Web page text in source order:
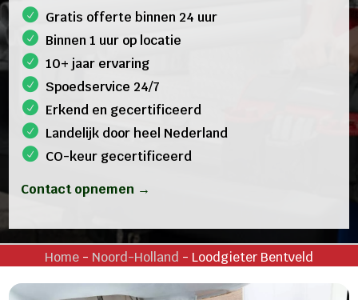
Gratis offerte binnen 24 uur
Binnen 1 uur op locatie
10+ jaar ervaring
Spoedservice 24/7
Erkend en gecertificeerd
Landelijk door heel Nederland
CO-keur gecertificeerd
Contact opnemen →
Home- Noord-Holland - Loodgieter Bentveld